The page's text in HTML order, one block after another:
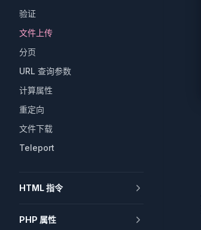
验证
文件上传
分页
URL 查询参数
计算属性
重定向
文件下载
Teleport
HTML 指令
PHP 属性